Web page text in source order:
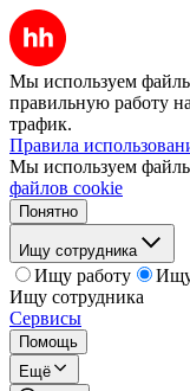
Мы используем
правильную работу
трафик.
Правила
Мы используем
файлов cookie
Понятно
Ищу сотрудника
Ищу работу
Ищу
Ищу сотрудника
Сервисы
Помощь
Ещё